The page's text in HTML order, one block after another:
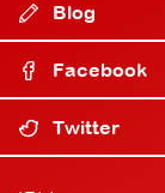
Blog
Facebook
Twitter